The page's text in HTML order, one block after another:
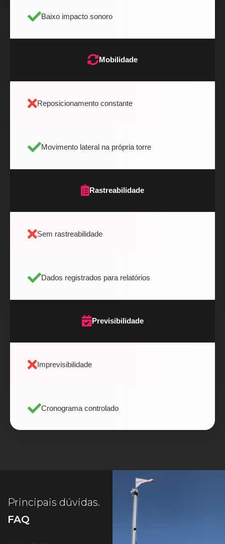
Baixo impacto sonoro
Mobilidade
Reposicionamento constante
Movimento lateral na própria torre
Rastreabilidade
Sem rastreabilidade
Dados registrados para relatórios
Previsibilidade
Imprevisibilidade
Cronograma controlado
Principais dúvidas.
FAQ